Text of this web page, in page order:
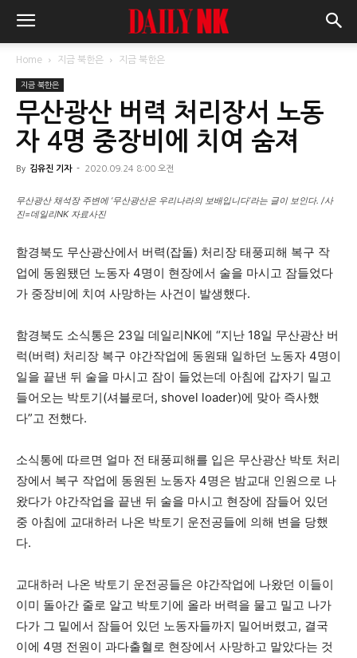
Home 지금 북한은 지금 북한은
지금 북한은
무산광산 버력 처리장서 노동
자 4명 중장비에 치여 숨져
By 김유진 기자 - 2020.09.24 8:00 오전
무산광산 채석장 주변에 ‘무산광산은 우리나라의 보배입니다’라는 글이 보인다. /사
진=데일리NK 자료사진
함경북도 무산광산에서 버력(잡돌) 처리장 태풍피해 복구 작
업에 동원됐던 노동자 4명이 현장에서 술을 마시고 잠들었다
가 중장비에 치여 사망하는 사건이 발생했다.
함경북도 소식통은 23일 데일리NK에 “지난 18일 무산광산 버
럭(버력) 처리장 복구 야간작업에 동원돼 일하던 노동자 4명이
일을 끝낸 뒤 술을 마시고 잠이 들었는데 아침에 갑자기 밀고
들어오는 박토기(셔블로더, shovel loader)에 맞아 즉사했
다”고 전했다.
소식통에 따르면 얼마 전 태풍피해를 입은 무산광산 박토 처리
장에서 복구 작업에 동원된 노동자 4명은 밤교대 인원으로 나
왔다가 야간작업을 끝낸 뒤 술을 마시고 현장에 잠들어 있던
중 아침에 교대하러 나온 박토기 운전공들에 의해 변을 당했
다.
교대하러 나온 박토기 운전공들은 야간작업에 나왔던 이들이
이미 돌아간 줄로 알고 박토기에 올라 버력을 물고 밀고 나가
다가 그 밑에서 잠들어 있던 노동자들까지 밀어버렸고, 결국
이에 4명 전원이 과다출혈로 현장에서 사망하고 말았다는 것